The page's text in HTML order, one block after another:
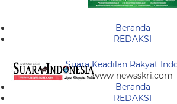
Beranda
REDAKSI
Suara Keadilan Rakyat
www newsskri.com
Beranda
REDAKSI